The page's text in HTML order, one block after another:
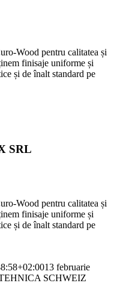
Wood pentru calitatea și
finisaje uniforme și
și de înalt standard pe
SRL
Wood pentru calitatea și
finisaje uniforme și
și de înalt standard pe
13 februarie
SCHWEIZ